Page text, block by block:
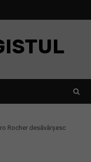
Rocher desăvârșesc